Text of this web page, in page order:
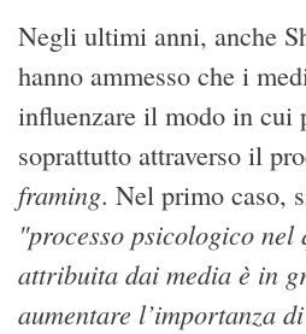
Negli ultimi anni, anche
hanno ammesso che i
influenzare il modo in cui
soprattutto attraverso il
framing. Nel primo caso,
"processo psicologico nel
attribuita dai media è in
aumentare l’importanza